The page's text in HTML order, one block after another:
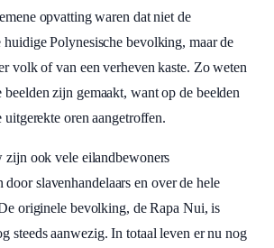
opvatting waren dat niet de
huidige Polynesische bevolking, maar de
volk of van een verheven kaste. Zo weten
zijn gemaakt, want op de beelden
oren aangetroffen.
zijn ook vele eilandbewoners
door slavenhandelaars en over de hele
originele bevolking, de Rapa Nui, is
steeds aanwezig. In totaal leven er nu nog